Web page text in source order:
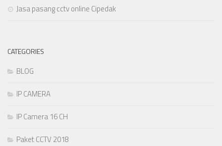
Jasa pasang cctv online Cipedak
CATEGORIES
BLOG
IP CAMERA
IP Camera 16 CH
Paket CCTV 2018